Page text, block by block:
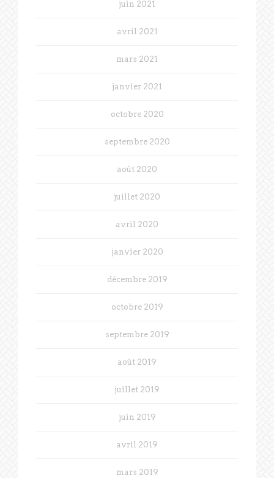
juin 2021
avril 2021
mars 2021
janvier 2021
octobre 2020
septembre 2020
août 2020
juillet 2020
avril 2020
janvier 2020
décembre 2019
octobre 2019
septembre 2019
août 2019
juillet 2019
juin 2019
avril 2019
mars 2019